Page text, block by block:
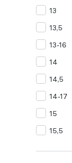
Цитрин
Янтарь
13
13,5
13-16
14
14,5
14-17
15
15,5